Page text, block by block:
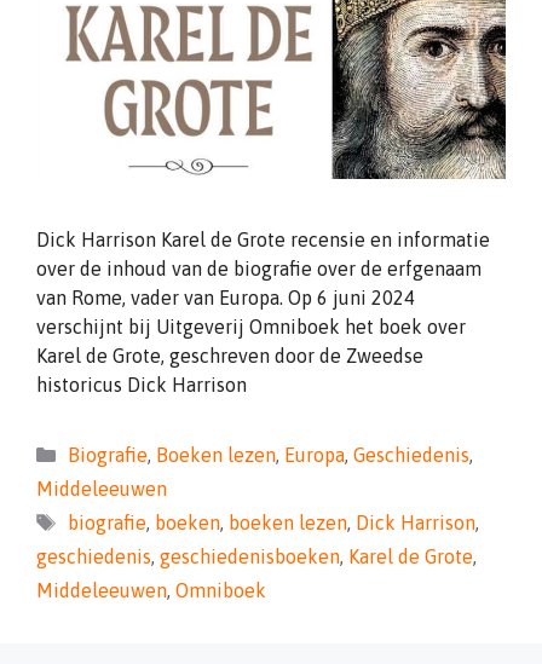
Dick Harrison Karel de Grote recensie en informatie
over de inhoud van de biografie over de erfgenaam
van Rome, vader van Europa. Op 6 juni 2024
verschijnt bij Uitgeverij Omniboek het boek over
Karel de Grote, geschreven door de Zweedse
historicus Dick Harrison
Categorieën
Biografie, Boeken lezen, Europa, Geschiedenis,
Middeleeuwen
Tags
biografie, boeken, boeken lezen, Dick Harrison,
geschiedenis, geschiedenisboeken, Karel de Grote,
Middeleeuwen, Omniboek